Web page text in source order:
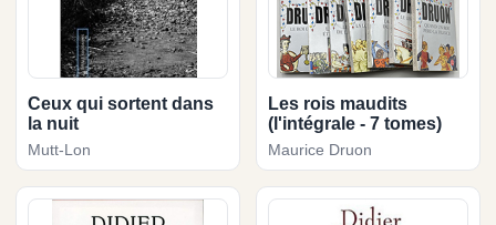
Ceux qui sortent dans
la nuit
Mutt-Lon
Les rois maudits
(l'intégrale - 7 tomes)
Maurice Druon